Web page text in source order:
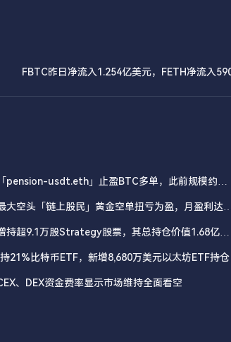
FBTC昨日净流入1.254亿美元，FETH净流入
pension-usdt.eth」止盈BTC多单，此前规模约
大空头「链上股民」黄金空单扭亏为盈，月盈利达
持超9.1万股Strategy股票，其总持仓价值1.68亿美
21%比特币ETF，新增8,680万美元以太坊ETF持仓
、DEX资金费率显示市场维持全面看空